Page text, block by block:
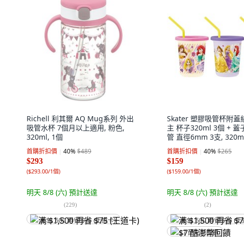
Richell 利其爾 AQ Mug系列 外出
吸管水杯 7個月以上適用, 粉色,
320ml, 1個
首購折扣價 40%$489
$293
($293.00/1個)
明天 8/8 (六) 預計送達
(229)
满 $1,500 再省 $75 (王道卡)
Skater 塑膠吸管杯附蓋
主 杯子320ml 3個 + 蓋
管 直徑6mm 3支,
尼公主 多色
首購折扣價 40%$265
$159
($159.00/1個)
明天 8/8 (六) 預計送達
(2)
满 $1,500 再省 $75 (王
$7 酷澎幣回饋